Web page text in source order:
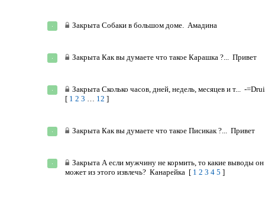
ЗакрытаСобаки в большом доме. Амадина
ЗакрытаКак вы думаете что такое Карашка ?... Привет
ЗакрытаСколько часов, дней, недель, месяцев и т... -
[ 1 2 3 … 12 ]
ЗакрытаКак вы думаете что такое Писикак ?... Привет
ЗакрытаА если мужчину не кормить, то какие выводы он
может из этого извлечь? Канарейка [ 1 2 3 4 5 ]